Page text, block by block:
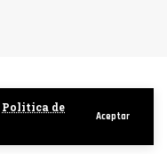
Politica de
Aceptar